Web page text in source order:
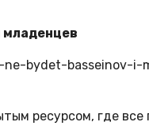
младенцев
bydet-basseinov-i-
ресурсом, где